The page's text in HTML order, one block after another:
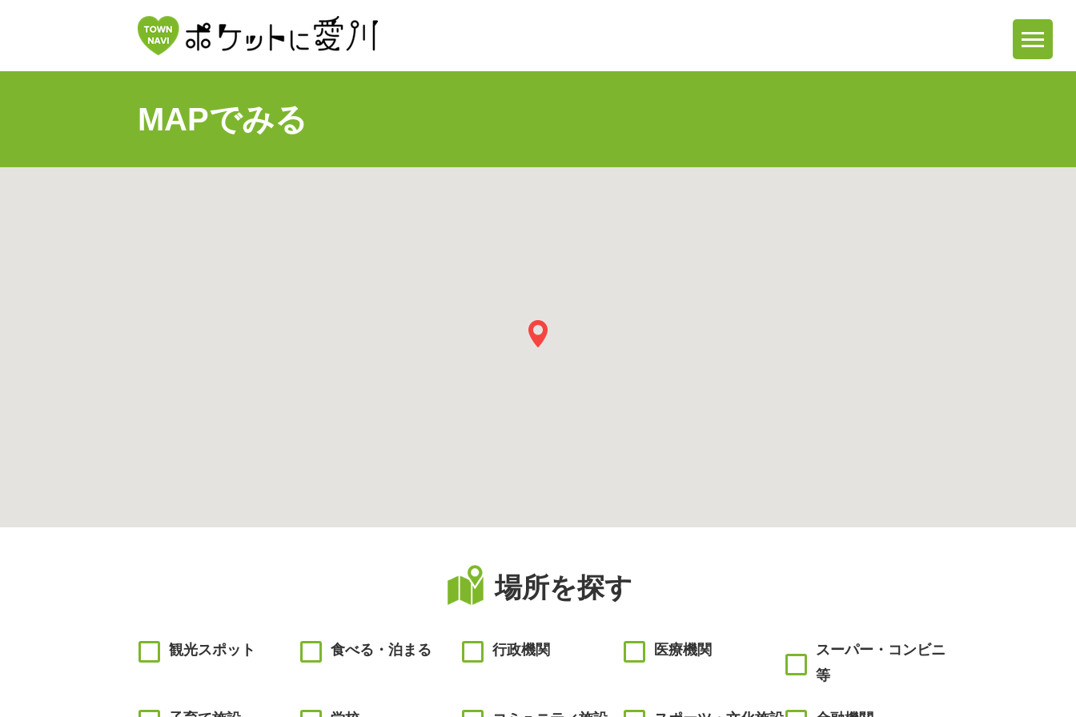
MAPでみる
場所を探す
観光スポット 食べる・泊まる 行政機関 医療機関
スーパー・コンビニ
等